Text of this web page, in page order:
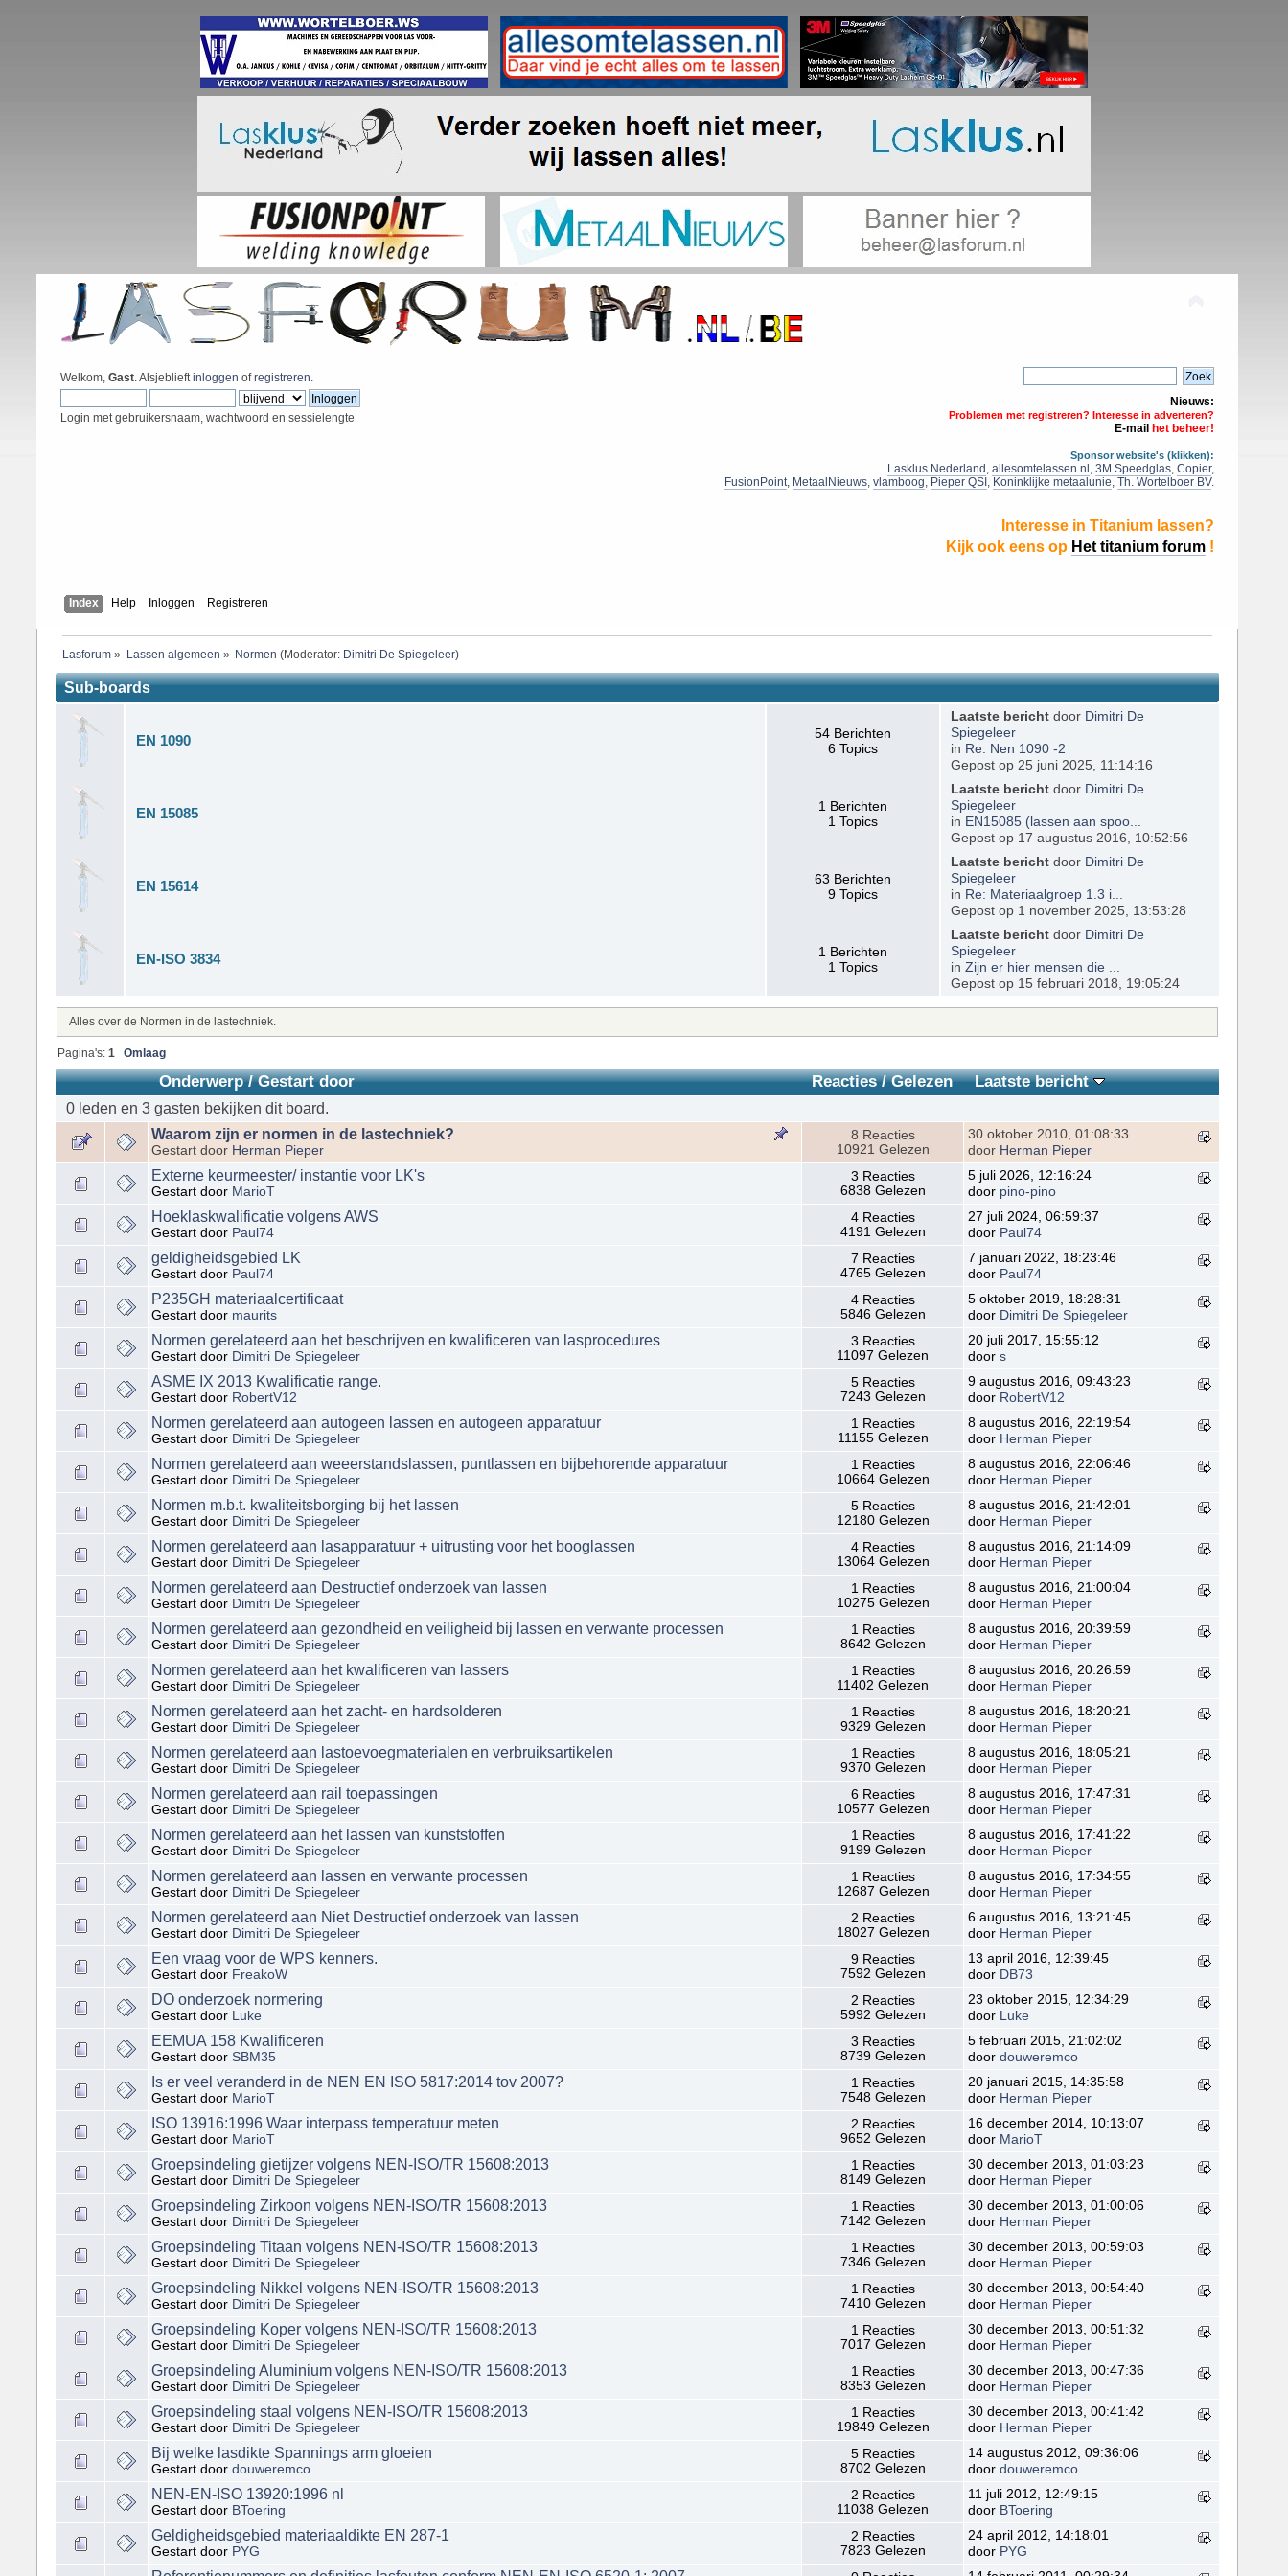
Welkom, Gast. Alsjeblieftinloggen ofregistreren.
Login met gebruikersnaam, wachtwoord en sessielengte
Nieuws:
Problemen met registreren? Interesse in adverteren?
E-mail het beheer!
Sponsor website's (klikken):
Lasklus Nederland , allesomtelassen.nl , 3M Speedglas, Copier,
FusionPoint, MetaalNieuws, vlamboog, Pieper QSI , Koninklijke metaalunie, Th. Wortelboer BV.
Interesse in Titanium lassen?
Kijk ook eens op Het titanium forum !
Index Help Inloggen Registreren
Lasforum» Lassen algemeen » Normen (Moderator: Dimitri De Spiegeleer)
Sub-boards
EN 1090
54 Berichten
6 Topics
Laatste berichtdoor Dimitri De
Spiegeleer
in Re: Nen 1090 -2
Gepost op 25 juni 2025, 11:14:16
EN 15085
1 Berichten
1 Topics
Laatste berichtdoor Dimitri De
Spiegeleer
in EN15085 (lassen aan spoo...
Gepost op 17 augustus 2016, 10:52:56
EN 15614
63 Berichten
9 Topics
Laatste berichtdoor Dimitri De
Spiegeleer
in Re: Materiaalgroep 1.3 i...
Gepost op 1 november 2025, 13:53:28
EN-ISO 3834
1 Berichten
1 Topics
Laatste berichtdoor Dimitri De
Spiegeleer
in Zijn er hier mensen die ...
Gepost op 15 februari 2018, 19:05:24
Alles over de Normen in de lastechniek.
Pagina's:1 Omlaag
Onderwerp/Gestart door Reacties/Gelezen Laatste bericht
0 leden en 3 gasten bekijken dit board.
Waarom zijn er normen in de lastechniek?
Gestart door Herman Pieper
8 Reacties
10921 Gelezen
30 oktober 2010, 01:08:33
door Herman Pieper
Externe keurmeester/ instantie voor LK's
Gestart door MarioT
3 Reacties
6838 Gelezen
5 juli 2026, 12:16:24
door pino-pino
Hoeklaskwalificatie volgens AWS
Gestart door Paul74
4 Reacties
4191 Gelezen
27 juli 2024, 06:59:37
door Paul74
geldigheidsgebied LK
Gestart door Paul74
7 Reacties
4765 Gelezen
7 januari 2022, 18:23:46
door Paul74
P235GH materiaalcertificaat
Gestart door maurits
4 Reacties
5846 Gelezen
5 oktober 2019, 18:28:31
door Dimitri De Spiegeleer
Normen gerelateerd aan het beschrijven en kwalificeren van lasprocedures
Gestart door Dimitri De Spiegeleer
3 Reacties
11097 Gelezen
20 juli 2017, 15:55:12
door s
ASME IX 2013 Kwalificatie range.
Gestart door RobertV12
5 Reacties
7243 Gelezen
9 augustus 2016, 09:43:23
door RobertV12
Normen gerelateerd aan autogeen lassen en autogeen apparatuur
Gestart door Dimitri De Spiegeleer
1 Reacties
11155 Gelezen
8 augustus 2016, 22:19:54
door Herman Pieper
Normen gerelateerd aan weeerstandslassen, puntlassen en bijbehorende apparatuur
Gestart door Dimitri De Spiegeleer
1 Reacties
10664 Gelezen
8 augustus 2016, 22:06:46
door Herman Pieper
Normen m.b.t. kwaliteitsborging bij het lassen
Gestart door Dimitri De Spiegeleer
5 Reacties
12180 Gelezen
8 augustus 2016, 21:42:01
door Herman Pieper
Normen gerelateerd aan lasapparatuur + uitrusting voor het booglassen
Gestart door Dimitri De Spiegeleer
4 Reacties
13064 Gelezen
8 augustus 2016, 21:14:09
door Herman Pieper
Normen gerelateerd aan Destructief onderzoek van lassen
Gestart door Dimitri De Spiegeleer
1 Reacties
10275 Gelezen
8 augustus 2016, 21:00:04
door Herman Pieper
Normen gerelateerd aan gezondheid en veiligheid bij lassen en verwante processen
Gestart door Dimitri De Spiegeleer
1 Reacties
8642 Gelezen
8 augustus 2016, 20:39:59
door Herman Pieper
Normen gerelateerd aan het kwalificeren van lassers
Gestart door Dimitri De Spiegeleer
1 Reacties
11402 Gelezen
8 augustus 2016, 20:26:59
door Herman Pieper
Normen gerelateerd aan het zacht- en hardsolderen
Gestart door Dimitri De Spiegeleer
1 Reacties
9329 Gelezen
8 augustus 2016, 18:20:21
door Herman Pieper
Normen gerelateerd aan lastoevoegmaterialen en verbruiksartikelen
Gestart door Dimitri De Spiegeleer
1 Reacties
9370 Gelezen
8 augustus 2016, 18:05:21
door Herman Pieper
Normen gerelateerd aan rail toepassingen
Gestart door Dimitri De Spiegeleer
6 Reacties
10577 Gelezen
8 augustus 2016, 17:47:31
door Herman Pieper
Normen gerelateerd aan het lassen van kunststoffen
Gestart door Dimitri De Spiegeleer
1 Reacties
9199 Gelezen
8 augustus 2016, 17:41:22
door Herman Pieper
Normen gerelateerd aan lassen en verwante processen
Gestart door Dimitri De Spiegeleer
1 Reacties
12687 Gelezen
8 augustus 2016, 17:34:55
door Herman Pieper
Normen gerelateerd aan Niet Destructief onderzoek van lassen
Gestart door Dimitri De Spiegeleer
2 Reacties
18027 Gelezen
6 augustus 2016, 13:21:45
door Herman Pieper
Een vraag voor de WPS kenners.
Gestart door FreakoW
9 Reacties
7592 Gelezen
13 april 2016, 12:39:45
door DB73
DO onderzoek normering
Gestart door Luke
2 Reacties
5992 Gelezen
23 oktober 2015, 12:34:29
door Luke
EEMUA 158 Kwalificeren
Gestart door SBM35
3 Reacties
8739 Gelezen
5 februari 2015, 21:02:02
door douweremco
Is er veel veranderd in de NEN EN ISO 5817:2014 tov 2007?
Gestart door MarioT
1 Reacties
7548 Gelezen
20 januari 2015, 14:35:58
door Herman Pieper
ISO 13916:1996 Waar interpass temperatuur meten
Gestart door MarioT
2 Reacties
9652 Gelezen
16 december 2014, 10:13:07
door MarioT
Groepsindeling gietijzer volgens NEN-ISO/TR 15608:2013
Gestart door Dimitri De Spiegeleer
1 Reacties
8149 Gelezen
30 december 2013, 01:03:23
door Herman Pieper
Groepsindeling Zirkoon volgens NEN-ISO/TR 15608:2013
Gestart door Dimitri De Spiegeleer
1 Reacties
7142 Gelezen
30 december 2013, 01:00:06
door Herman Pieper
Groepsindeling Titaan volgens NEN-ISO/TR 15608:2013
Gestart door Dimitri De Spiegeleer
1 Reacties
7346 Gelezen
30 december 2013, 00:59:03
door Herman Pieper
Groepsindeling Nikkel volgens NEN-ISO/TR 15608:2013
Gestart door Dimitri De Spiegeleer
1 Reacties
7410 Gelezen
30 december 2013, 00:54:40
door Herman Pieper
Groepsindeling Koper volgens NEN-ISO/TR 15608:2013
Gestart door Dimitri De Spiegeleer
1 Reacties
7017 Gelezen
30 december 2013, 00:51:32
door Herman Pieper
Groepsindeling Aluminium volgens NEN-ISO/TR 15608:2013
Gestart door Dimitri De Spiegeleer
1 Reacties
8353 Gelezen
30 december 2013, 00:47:36
door Herman Pieper
Groepsindeling staal volgens NEN-ISO/TR 15608:2013
Gestart door Dimitri De Spiegeleer
1 Reacties
19849 Gelezen
30 december 2013, 00:41:42
door Herman Pieper
Bij welke lasdikte Spannings arm gloeien
Gestart door douweremco
5 Reacties
8702 Gelezen
14 augustus 2012, 09:36:06
door douweremco
NEN-EN-ISO 13920:1996 nl
Gestart door BToering
2 Reacties
11038 Gelezen
11 juli 2012, 12:49:15
door BToering
Geldigheidsgebied materiaaldikte EN 287-1
Gestart door PYG
2 Reacties
7823 Gelezen
24 april 2012, 14:18:01
door PYG